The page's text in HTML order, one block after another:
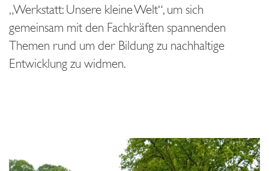
„Werkstatt: Unsere kleine Welt“, um sich
gemeinsam mit den Fachkräften spannenden
Themen rund um der Bildung zu nachhaltige
Entwicklung zu widmen.